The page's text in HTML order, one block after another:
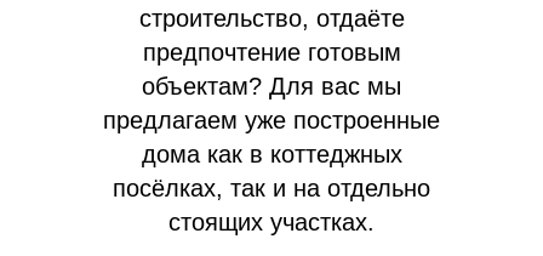
строительство, отдаёте
предпочтение готовым
объектам? Для вас мы
предлагаем уже построенные
дома как в коттеджных
посёлках, так и на отдельно
стоящих участках.